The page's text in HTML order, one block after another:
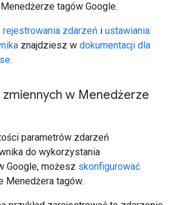
tagów Google.
rejestrowania zdarzeń i ustawiania
znajdziesz w dokumentacji dla
.
w Menedżerze
parametrów zdarzeń
do wykorzystania
Google, możesz skonfigurować
Menedżera tagów.